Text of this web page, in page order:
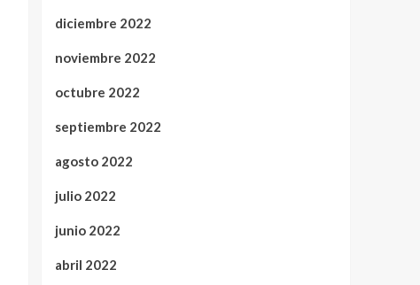
diciembre 2022
noviembre 2022
octubre 2022
septiembre 2022
agosto 2022
julio 2022
junio 2022
abril 2022